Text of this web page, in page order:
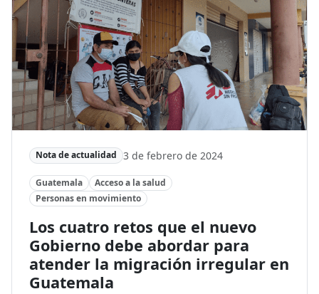
Nota de actualidad 3 de febrero de 2024
Guatemala
Acceso a la salud
Personas en movimiento
Los cuatro retos que el nuevo
Gobierno debe abordar para
atender la migración irregular en
Guatemala